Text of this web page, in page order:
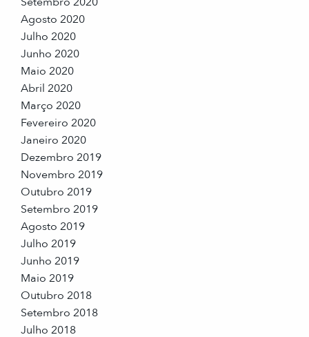
Agosto 2020
Julho 2020
Junho 2020
Maio 2020
Abril 2020
Março 2020
Fevereiro 2020
Janeiro 2020
Dezembro 2019
Novembro 2019
Outubro 2019
Setembro 2019
Agosto 2019
Julho 2019
Junho 2019
Maio 2019
Outubro 2018
Setembro 2018
Julho 2018